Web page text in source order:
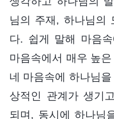
님의 주재, 하나님의
다. 쉽게 말해 마음
마음속에서 매우 높
네 마음속에 하나님
상적인 관계가 생기
되며, 동시에 하나님